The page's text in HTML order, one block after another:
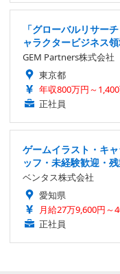
「グローバルリサー
ャラクタービジネス
GEM Partners株式会社
東京都
年収800万円～
正社員
ゲームイラスト・キ
ッフ・未経験歓迎・
ベンタス株式会社
愛知県
月給27万9,600円～
正社員